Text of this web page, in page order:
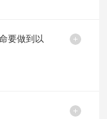
要做到以